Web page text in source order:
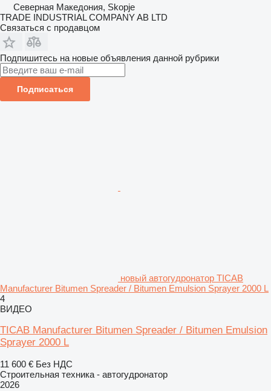
Северная Македония, Skopje
TRADE INDUSTRIAL COMPANY AB LTD
Связаться с продавцом
Подпишитесь на новые объявления данной рубрики
Подписаться
новый автогудронатор TICAB
Manufacturer Bitumen Spreader / Bitumen Emulsion Sprayer 2000 L
4
ВИДЕО
TICAB Manufacturer Bitumen Spreader / Bitumen Emulsion
Sprayer 2000 L
11 600 € Без НДС
Строительная техника - автогудронатор
2026